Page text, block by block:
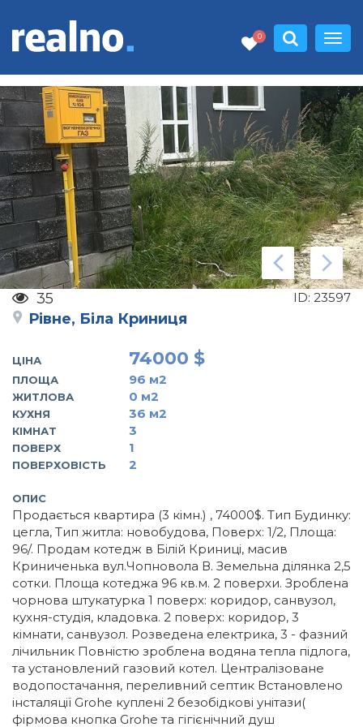
0
35 ID: 23597
Рівне, Біла Криниця
ЦІНА 74000 $
ПЛОЩА 96 м2
ЖИТЛОВА 0 м2
КУХНЯ 36 м2
КІМНАТ 3
ПОВЕРХ 1
ПОВЕРХОВІСТЬ 2
ОПИС
Продається квартира (3 кімн.) , 74000$. Тип Будинку:
цегла, Тип житла: новобудова, Поверх: 1/2, Площа:
96/. Продам котедж в Білій Криниці, масив
Криниченька вул.Чопновола В. Земельна ділянка 2,5
сотки. Площа котеджа 96 кв.м. 2 поверхи. Зроблена
чорнова штукатурка 1 поверх: коридор, санвузол,
кухня-студія, кладовка. 2 поверх: коридор, 3
кімнати, санвузол. Розведена електрика, 3 - фазний
лічильник Повністю зроблена водяна тепла підлога,
та установлений газовий котел. Централізоване
водопостачання, переливний септик Встановлено
інсталяції Grohe куплені 2 безобідкові унітази(
фірмова кнопка Grohe та гігієнічний душ